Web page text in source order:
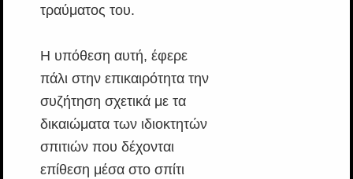
τραύματος του.
Η υπόθεση αυτή, έφερε
πάλι στην επικαιρότητα την
συζήτηση σχετικά με τα
δικαιώματα των ιδιοκτητών
σπιτιών που δέχονται
επίθεση μέσα στο σπίτι